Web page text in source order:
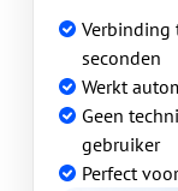
Verbinding
seconden
Werkt
Geen
gebruiker
Perfect